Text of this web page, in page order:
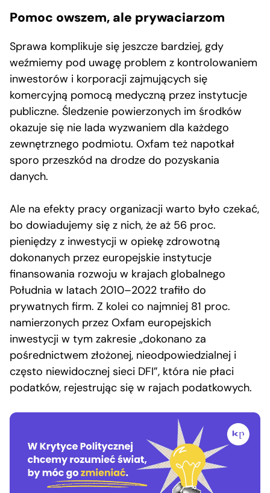
Pomoc owszem, ale prywaciarzom
Sprawa komplikuje się jeszcze bardziej, gdy
weźmiemy pod uwagę problem z kontrolowaniem
inwestorów i korporacji zajmujących się
komercyjną pomocą medyczną przez instytucje
publiczne. Śledzenie powierzonych im środków
okazuje się nie lada wyzwaniem dla każdego
zewnętrznego podmiotu. Oxfam też napotkał
sporo przeszkód na drodze do pozyskania
danych.
Ale na efekty pracy organizacji warto było czekać,
bo dowiadujemy się z nich, że aż 56 proc.
pieniędzy z inwestycji w opiekę zdrowotną
dokonanych przez europejskie instytucje
finansowania rozwoju w krajach globalnego
Południa w latach 2010–2022 trafiło do
prywatnych firm. Z kolei co najmniej 81 proc.
namierzonych przez Oxfam europejskich
inwestycji w tym zakresie „dokonano za
pośrednictwem złożonej, nieodpowiedzialnej i
często niewidocznej sieci DFI”, która nie płaci
podatków, rejestrując się w rajach podatkowych.